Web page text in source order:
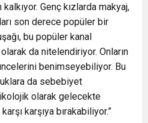
Genç kızlarda makyaj,
son derece popüler bir
bu popüler kanal
da nitelendiriyor. Onların
benimseyebiliyor. Bu
da sebebiyet
olarak gelecekte
karşıya bırakabiliyor.”